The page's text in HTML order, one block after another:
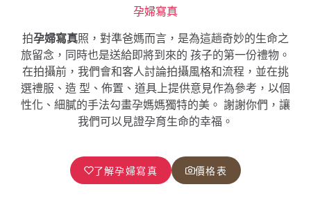
孕婦寫真
拍孕婦寫真照，對準爸媽而言，是為這趟奇妙的生命之
旅留念，同時也是送給即將到來的 孩子的第一份禮物。
在拍攝前，我們會和客人討論拍攝風格和流程，並在挑
選禮服、造 型、佈置、道具上提供意見作為參考，以個
性化、細膩的手法勾畫孕媽媽獨特的美。 謝謝你們，讓
我們可以見證孕育生命的幸福。
了解孕婦寫真 價格表